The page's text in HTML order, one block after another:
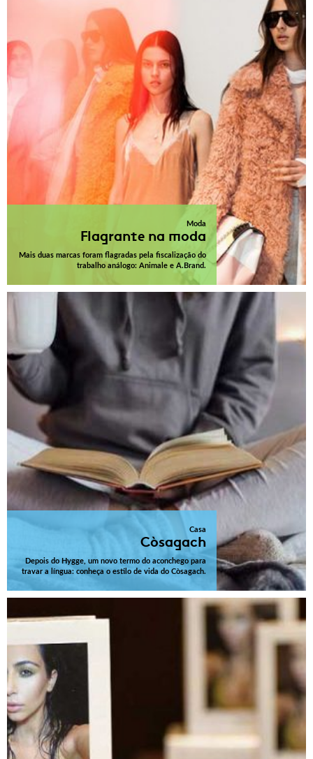
Moda
Flagrante na moda
Mais duas marcas foram flagradas pela fiscalização do
trabalho análogo: Animale e A.Brand.
Casa
Còsagach
Depois do Hygge, um novo termo do aconchego para
travar a língua: conheça o estilo de vida do Còsagach.